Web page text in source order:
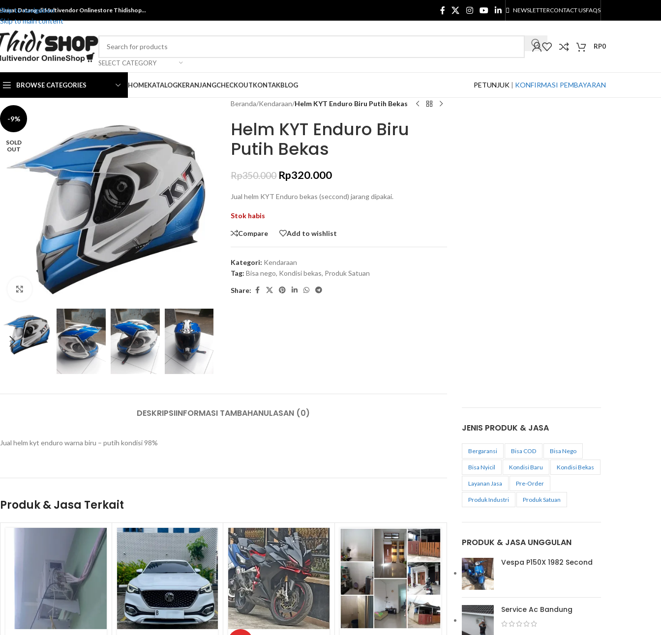
Skip to navigation
Skip to main content
Datang di Multivendor Onlinestore Thidishop... NEWSLETTERCONTACT USFAQS
SELECT CATEGORY
RP0
BROWSE CATEGORIES HOMEKATALOGKERANJANGCHECKOUTKONTAKBLOG PETUNJUK | KONFIRMASI PEMBAYARAN
-9%
SOLD
OUT
Click to enlarge
Beranda/Kendaraan/Helm KYT Enduro Biru Putih Bekas
Helm KYT Enduro Biru
Putih Bekas
Rp350.000 Rp320.000
Jual helm KYT Enduro bekas (seccond) jarang dipakai.
Stok habis
Compare Add to wishlist
Kategori: Kendaraan
Tag: Bisa nego, Kondisi bekas, Produk Satuan
Share:
DESKRIPSIINFORMASI TAMBAHANULASAN (0)
Jual helm kyt enduro warna biru – putih kondisi 98%
Produk & Jasa Terkait
JENIS PRODUK & JASA
Bergaransi Bisa COD Bisa Nego
Bisa Nyicil Kondisi Baru Kondisi Bekas
Layanan Jasa Pre-Order
Produk Industri Produk Satuan
PRODUK & JASA UNGGULAN
Vespa P150X 1982 Second
Service Ac Bandung